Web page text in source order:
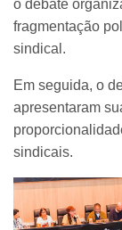
o debate
fragmentação
sindical.
Em seguida, o
apresentaram
sindicais.